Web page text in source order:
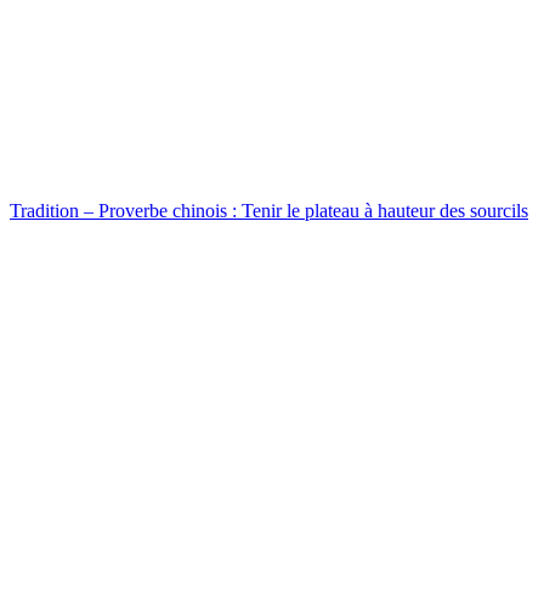
Tradition – Proverbe chinois : Tenir le plateau à hauteur des sourcils